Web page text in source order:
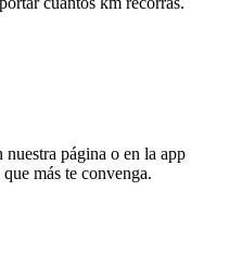
página o en la app
más te convenga.